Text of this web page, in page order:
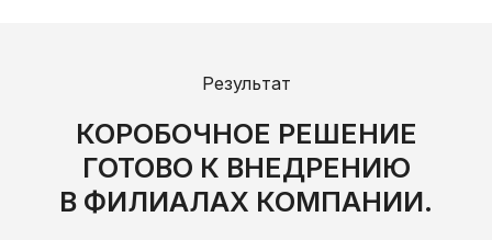
Результат
КОРОБОЧНОЕ РЕШЕНИЕ
ГОТОВО К ВНЕДРЕНИЮ
В ФИЛИАЛАХ КОМПАНИИ.
[ СОЗДАНИЕ КЛУБА
АМБАССАДОРОВ
КОРПОРАТИВНЫХ
ЦЕННОСТЕЙ ]